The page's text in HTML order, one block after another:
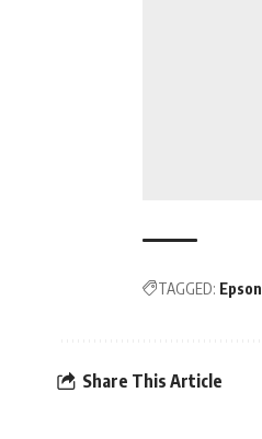
TAGGED: Epson
Share This Article